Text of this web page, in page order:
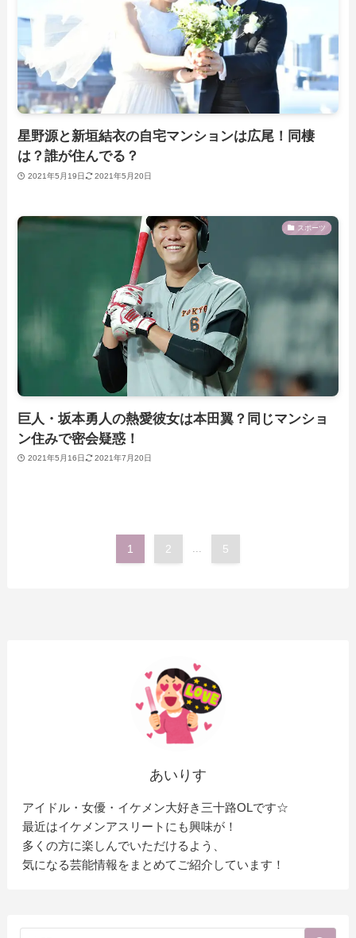
星野源と新垣結衣の自宅マンションは広尾！同棲
は？誰が住んでる？
2021年5月19日 2021年5月20日
スポーツ
巨人・坂本勇人の熱愛彼女は本田翼？同じマンショ
ン住みで密会疑惑！
2021年5月16日 2021年7月20日
1 2 5
あいりす
アイドル・女優・イケメン大好き三十路OLです☆
最近はイケメンアスリートにも興味が！
多くの方に楽しんでいただけるよう、
気になる芸能情報をまとめてご紹介しています！